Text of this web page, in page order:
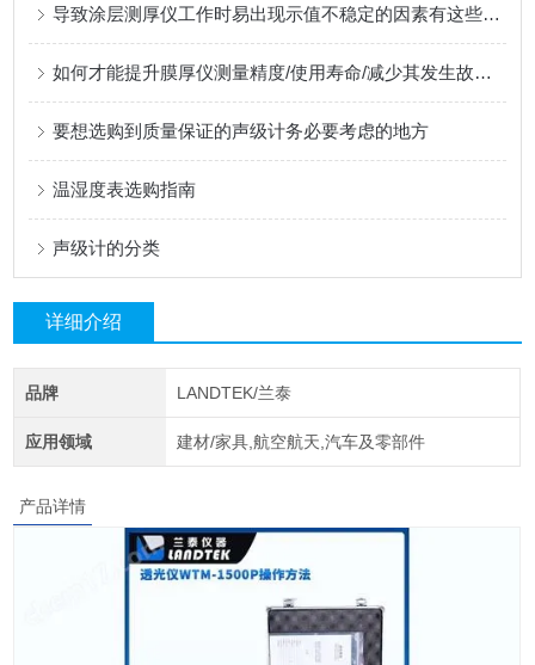
导致涂层测厚仪工作时易出现示值不稳定的因素有这些几方面
如何才能提升膜厚仪测量精度/使用寿命/减少其发生故障步骤
要想选购到质量保证的声级计务必要考虑的地方
温湿度表选购指南
声级计的分类
详细介绍
品牌 LANDTEK/兰泰
应用领域 建材/家具,航空航天,汽车及零部件
产品详情